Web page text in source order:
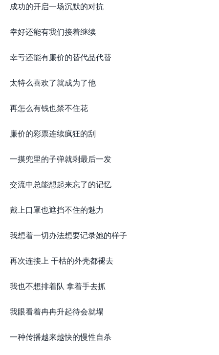
成功的开启一场沉默的对抗
幸好还能有我们接着继续
幸亏还能有廉价的替代品代替
太特么喜欢了就成为了他
再怎么有钱也禁不住花
廉价的彩票连续疯狂的刮
一摸兜里的子弹就剩最后一发
交流中总能想起来忘了的记忆
戴上口罩也遮挡不住的魅力
我想着一切办法想要记录她的样子
再次连接上 干枯的外壳都褪去
我也不想排着队 拿着手去抓
我眼看着冉冉升起待会就塌
一种传播越来越快的慢性自杀